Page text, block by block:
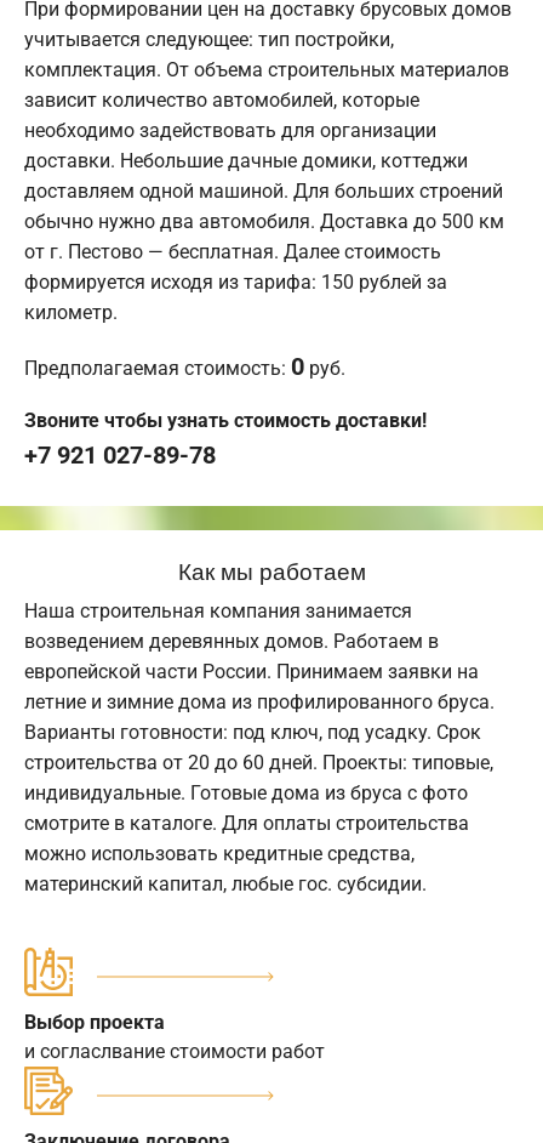
При формировании цен на доставку брусовых домов
учитывается следующее: тип постройки,
комплектация. От объема строительных материалов
зависит количество автомобилей, которые
необходимо задействовать для организации
доставки. Небольшие дачные домики, коттеджи
доставляем одной машиной. Для больших строений
обычно нужно два автомобиля. Доставка до 500 км
от г. Пестово — бесплатная. Далее стоимость
формируется исходя из тарифа: 150 рублей за
километр.
Предполагаемая стоимость: 0 руб.
Звоните чтобы узнать стоимость доставки!
+7 921 027-89-78
Как мы работаем
Наша строительная компания занимается
возведением деревянных домов. Работаем в
европейской части России. Принимаем заявки на
летние и зимние дома из профилированного бруса.
Варианты готовности: под ключ, под усадку. Срок
строительства от 20 до 60 дней. Проекты: типовые,
индивидуальные. Готовые дома из бруса с фото
смотрите в каталоге. Для оплаты строительства
можно использовать кредитные средства,
материнский капитал, любые гос. субсидии.
Выбор проекта
и согласлвание стоимости работ